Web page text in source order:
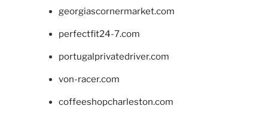
georgiascornermarket.com
perfectfit24-7.com
portugalprivatedriver.com
von-racer.com
coffeeshopcharleston.com